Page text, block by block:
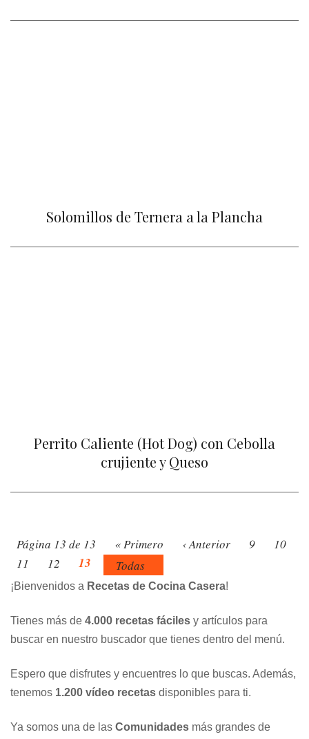
Solomillos de Ternera a la Plancha
Perrito Caliente (Hot Dog) con Cebolla
crujiente y Queso
Página 13 de 13 « Primero ‹ Anterior 9
10
11
12 13 Todas
¡Bienvenidos a Recetas de Cocina Casera!
Tienes más de 4.000 recetas fáciles y artículos para
buscar en nuestro buscador que tienes dentro del menú.
Espero que disfrutes y encuentres lo que buscas. Además,
tenemos 1.200 vídeo recetas disponibles para ti.
Ya somos una de las Comunidades más grandes de